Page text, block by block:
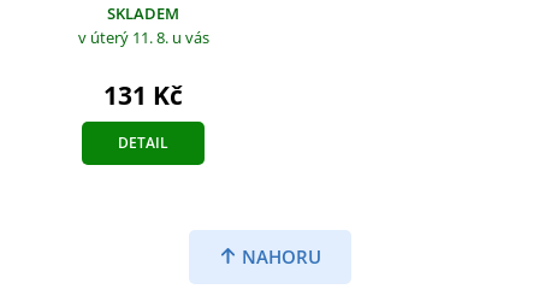
SKLADEM
v úterý 11. 8. u vás
131 Kč
DETAIL
NAHORU